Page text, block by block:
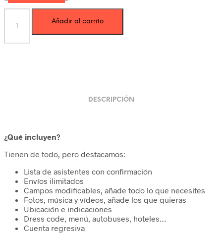
Añadir al carrito
DESCRIPCIÓN
¿Qué incluyen?
Tienen de todo, pero destacamos:
Lista de asistentes con confirmación
Envíos ilimitados
Campos modificables, añade todo lo que necesites
Fotos, música y vídeos, añade los que quieras
Ubicación e indicaciones
Dress code, menú, autobuses, hoteles…
Cuenta regresiva